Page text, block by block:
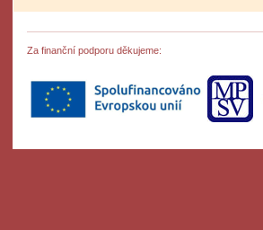
Za finanční podporu děkujeme: